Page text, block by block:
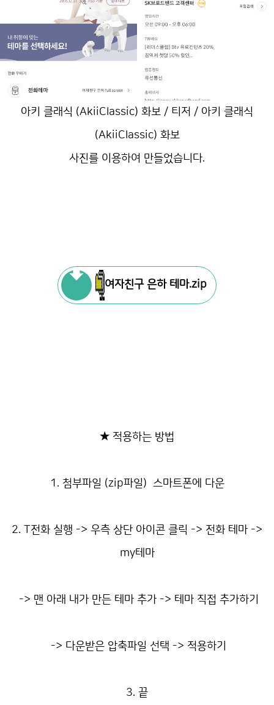
아키 클래식 (AkiiClassic) 화보 / 티저 / 아키 클래식
(AkiiClassic) 화보
사진를 이용하여 만들었습니다.
여자친구 은하 테마.zip
★ 적용하는 방법
1. 첨부파일 (zip파일) 스마트폰에 다운
2. T전화 실행 -> 우측 상단 아이콘 클릭 -> 전화 테마 ->
my테마
-> 맨 아래 내가 만든 테마 추가 -> 테마 직접 추가하기
-> 다운받은 압축파일 선택 -> 적용하기
3. 끝